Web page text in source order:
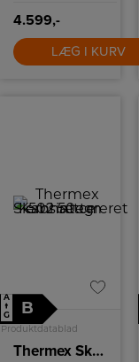
4.599,-
LÆG I KURV
A
↑
G
B
Produktdatablad
Thermex Skabsintegreret emhætte K502 50 cm